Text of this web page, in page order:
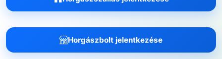
Horgászbolt jelentkezése